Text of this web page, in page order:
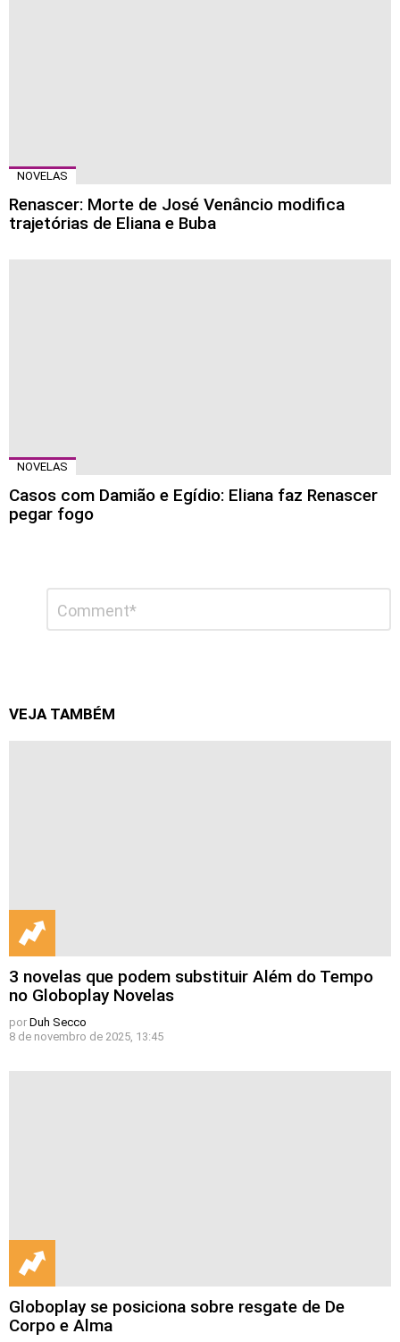
NOVELAS
Renascer: Morte de José Venâncio modifica
trajetórias de Eliana e Buba
NOVELAS
Casos com Damião e Egídio: Eliana faz Renascer
pegar fogo
comentário
VEJA TAMBÉM
3 novelas que podem substituir Além do Tempo
no Globoplay Novelas
por Duh Secco
8 de novembro de 2025, 13:45
Globoplay se posiciona sobre resgate de De
Corpo e Alma